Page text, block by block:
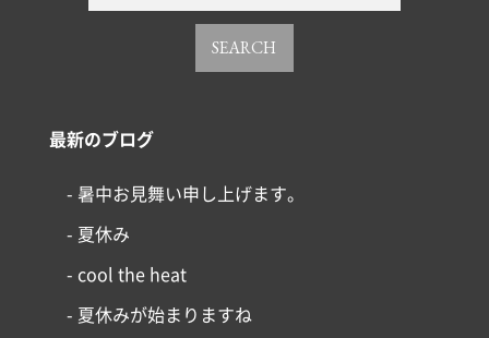
SEARCH
最新のブログ
- 暑中お見舞い申し上げます。
- 夏休み
- cool the heat
- 夏休みが始まりますね